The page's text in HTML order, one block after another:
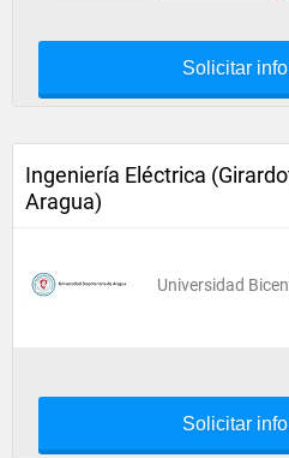
Solicitar
Ingeniería Eléctrica
Aragua)
Universidad
Solicitar